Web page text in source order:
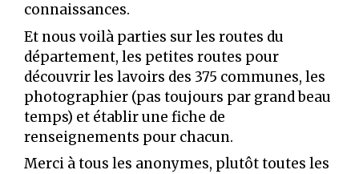
connaissances.
Et nous voilà parties sur les routes du
département, les petites routes pour
découvrir les lavoirs des 375 communes, les
photographier (pas toujours par grand beau
temps) et établir une fiche de
renseignements pour chacun.
Merci à tous les anonymes, plutôt toutes les